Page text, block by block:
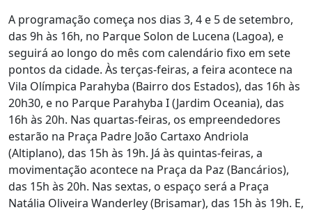
A programação começa nos dias 3, 4 e 5 de setembro,
das 9h às 16h, no Parque Solon de Lucena (Lagoa), e
seguirá ao longo do mês com calendário fixo em sete
pontos da cidade. Às terças-feiras, a feira acontece na
Vila Olímpica Parahyba (Bairro dos Estados), das 16h às
20h30, e no Parque Parahyba I (Jardim Oceania), das
16h às 20h. Nas quartas-feiras, os empreendedores
estarão na Praça Padre João Cartaxo Andriola
(Altiplano), das 15h às 19h. Já às quintas-feiras, a
movimentação acontece na Praça da Paz (Bancários),
das 15h às 20h. Nas sextas, o espaço será a Praça
Natália Oliveira Wanderley (Brisamar), das 15h às 19h. E,